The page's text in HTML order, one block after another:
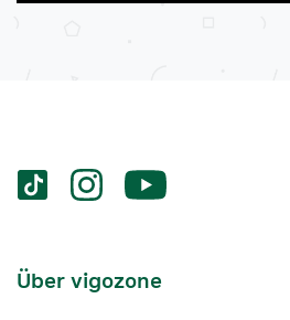
Services
Social-
vigozone.de
vigozone.devigozone.de
Services-
Über vigozone